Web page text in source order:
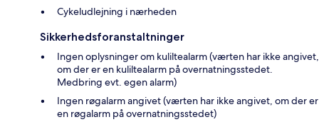
Cykeludlejning i nærheden
Sikkerhedsforanstaltninger
Ingen oplysninger om kuliltealarm (værten har ikke angivet,
om der er en kuliltealarm på overnatningsstedet.
Medbring evt. egen alarm)
Ingen røgalarm angivet (værten har ikke angivet, om der er
en røgalarm på overnatningsstedet)